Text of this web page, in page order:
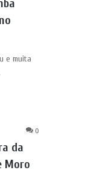
e muita
0
da
Moro